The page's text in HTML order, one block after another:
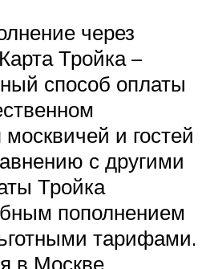
через
Тройка –
способ оплаты
и гостей
с другими
Тройка
пополнением
тарифами.
в Москве